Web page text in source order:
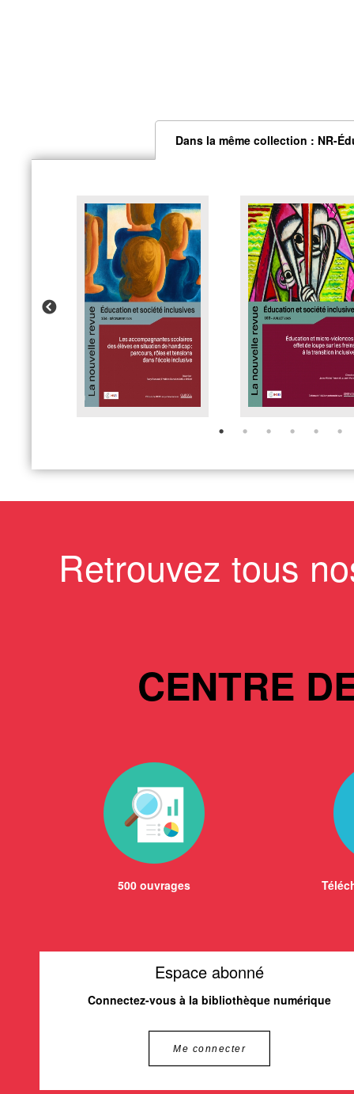
Dans la même collection : NR-
Retrouvez tous
CENTRE
500 ouvrages
Espace abonné
Connectez-vous à la bibliothèque numérique
Me connecter